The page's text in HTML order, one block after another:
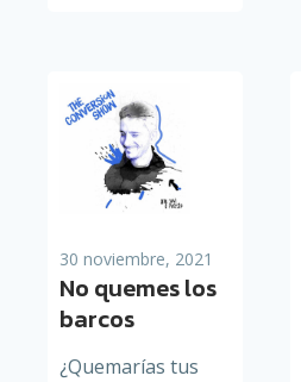
30 noviembre, 2021
No quemes los
barcos
¿Quemarías tus